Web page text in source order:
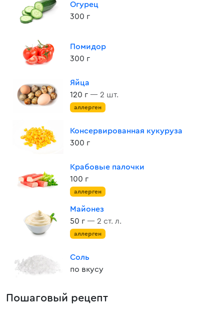
Огурец
300 г
Помидор
300 г
Яйца
120 г — 2 шт.
аллерген
Консервированная кукуруза
300 г
Крабовые палочки
100 г
аллерген
Майонез
50 г — 2 ст. л.
аллерген
Соль
по вкусу
Пошаговый рецепт